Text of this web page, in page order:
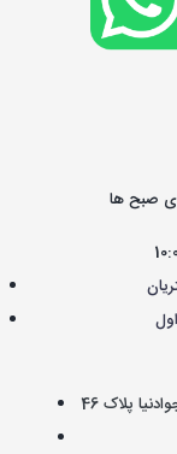
صبح ها
پلاک 46